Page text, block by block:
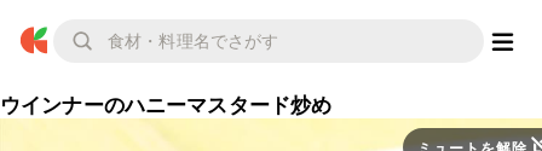
ウインナーのハニーマスタード炒め
ミュートを解除